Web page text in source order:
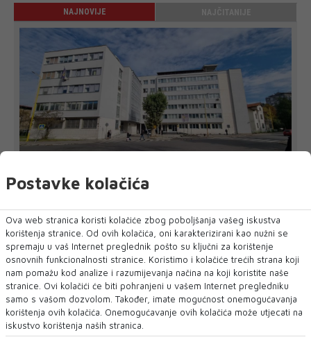
NAJNOVIJE
Predložen jednomjesečni pritvor za
osumnjičenog za prevaru tešku oko 42.000
KM
Kantonalno tužilaštvo Tuzlanskog kantona predložilo je
Općinskom sudu u Srebreniku određ...
Postavke kolačića
Ova web stranica koristi kolačiće zbog poboljšanja vašeg iskustva
korištenja stranice. Od ovih kolačića, oni karakterizirani kao nužni se
spremaju u vaš Internet preglednik pošto su ključni za korištenje
osnovnih funkcionalnosti stranice. Koristimo i kolačiće trećih strana koji
nam pomažu kod analize i razumijevanja načina na koji koristite naše
stranice. Ovi kolačići će biti pohranjeni u vašem Internet pregledniku
samo s vašom dozvolom. Također, imate mogućnost onemogućavanja
korištenja ovih kolačića. Onemogućavanje ovih kolačića može utjecati na
iskustvo korištenja naših stranica.